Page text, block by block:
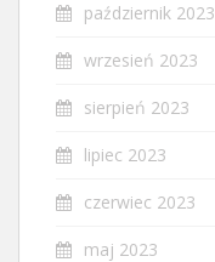
październik 2023
wrzesień 2023
sierpień 2023
lipiec 2023
czerwiec 2023
maj 2023